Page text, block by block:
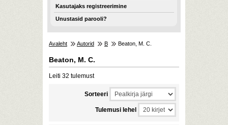
Kasutajaks registreerimine
Unustasid parooli?
Avaleht Autorid B Beaton, M. C.
Beaton, M. C.
Leiti 32 tulemust
Sorteeri
Tulemusi lehel